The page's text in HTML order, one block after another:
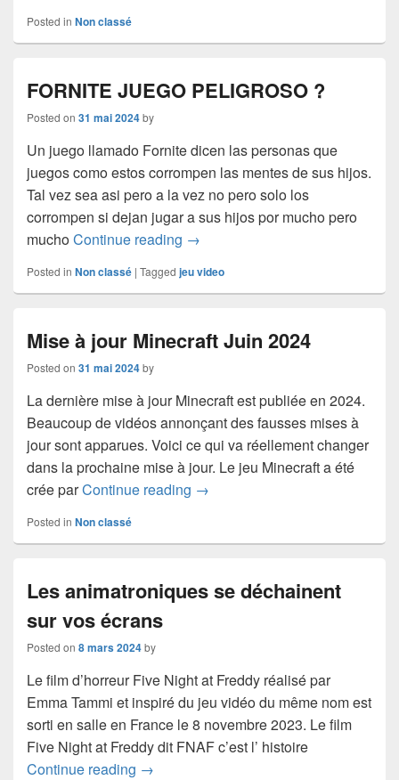
Posted in Non classé
FORNITE JUEGO PELIGROSO ?
Posted on 31 mai 2024by
Un juego llamado Fornite dicen las personas que
juegos como estos corrompen las mentes de sus hijos.
Tal vez sea asi pero a la vez no pero solo los
corrompen si dejan jugar a sus hijos por mucho pero
muchoContinue reading FORNITE JUEGO PELIGROSO ?
→
Posted in Non classé | Tagged jeu video
Mise à jour Minecraft Juin 2024
Posted on 31 mai 2024by
La dernière mise à jour Minecraft est publiée en 2024.
Beaucoup de vidéos annonçant des fausses mises à
jour sont apparues. Voici ce qui va réellement changer
dans la prochaine mise à jour. Le jeu Minecraft a été
crée parContinue reading Mise à jour Minecraft Juin 2024
→
Posted in Non classé
Les animatroniques se déchainent
sur vos écrans
Posted on 8 mars 2024by
Le film d’horreur Five Night at Freddy réalisé par
Emma Tammi et inspiré du jeu vidéo du même nom est
sorti en salle en France le 8 novembre 2023. Le film
Five Night at Freddy dit FNAF c’est l’ histoire
Continue reading Les animatroniques se déchainent sur
→